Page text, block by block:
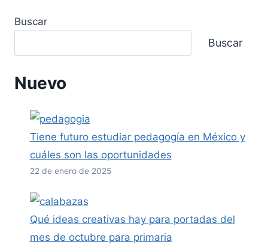
Buscar
Buscar
Nuevo
Tiene futuro estudiar pedagogía en México y
cuáles son las oportunidades
22 de enero de 2025
Qué ideas creativas hay para portadas del
mes de octubre para primaria